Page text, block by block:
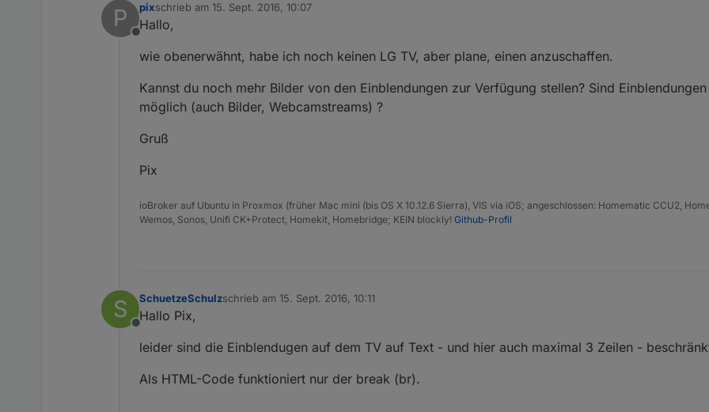
P
Offline
pixschrieb am 15. Sept. 2016, 10:07
zuletzt editiert von
Hallo,
wie obenerwähnt, habe ich noch keinen LG TV, aber plane, einen anzuschaffen.
Kannst du noch mehr Bilder von den Einblendungen zur Verfügung stellen? Sind
möglich (auch Bilder, Webcamstreams) ?
Gruß
Pix
ioBroker auf Ubuntu in Proxmox (früher Mac mini (bis OS X 10.12.6 Sierra), VIS via iOS; angeschlossen: Homematic CCU2,
Wemos, Sonos, Unifi CK+Protect, Homekit, Homebridge; KEIN blockly! Github-Profil
S
Offline
SchuetzeSchulzschrieb am 15. Sept. 2016, 10:11
zuletzt editiert von
Hallo Pix,
leider sind die Einblendugen auf dem TV auf Text - und hier auch maximal 3 Zeilen -
Als HTML-Code funktioniert nur der break (br).